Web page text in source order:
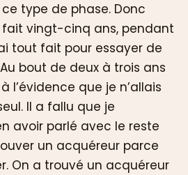
type de phase. Donc
vingt-cinq ans, pendant
tout fait pour essayer de
bout de deux à trois ans
l’évidence que je n’allais
Il a fallu que je
avoir parlé avec le reste
un acquéreur parce
On a trouvé un acquéreur